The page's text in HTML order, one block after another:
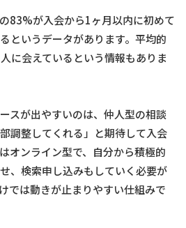
83%が入会から1ヶ月以内に初めて
というデータがあります。平均的
に会えているという情報もありま
スが出やすいのは、仲人型の相談
調整してくれる」と期待して入会
オンライン型で、自分から積極的
、検索申し込みもしていく必要が
では動きが止まりやすい仕組みで